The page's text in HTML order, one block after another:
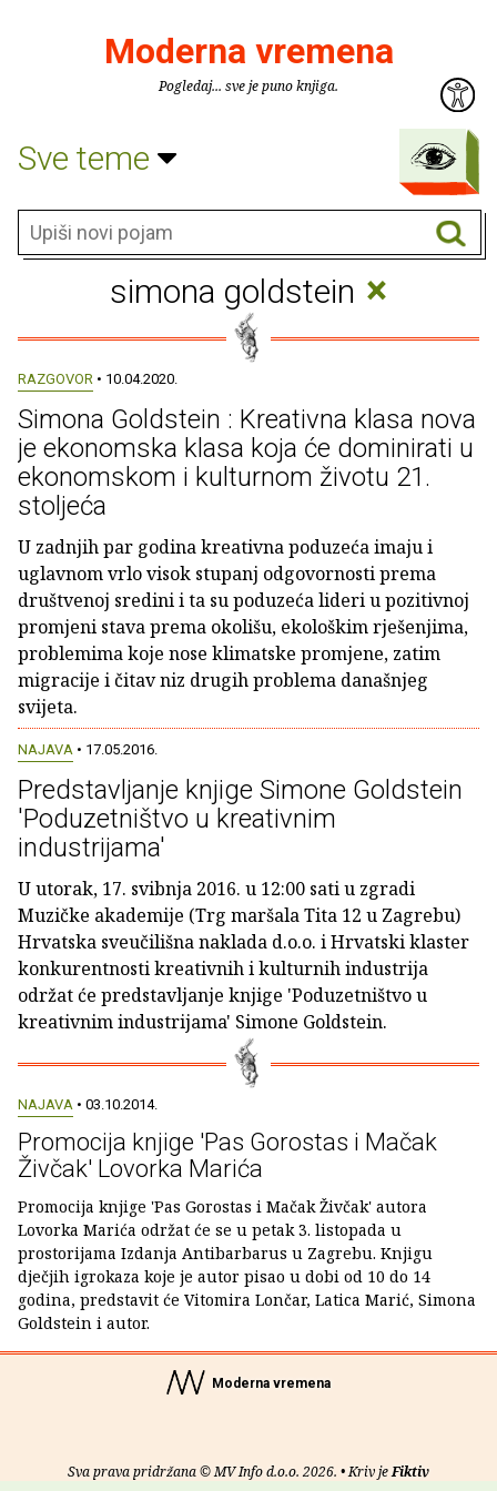
Moderna vremena
Pogledaj... sve je puno knjiga.
Sve teme
simona goldstein ×
RAZGOVOR • 10.04.2020.
Simona Goldstein : Kreativna klasa nova
je ekonomska klasa koja će dominirati u
ekonomskom i kulturnom životu 21.
stoljeća
U zadnjih par godina kreativna poduzeća imaju i
uglavnom vrlo visok stupanj odgovornosti prema
društvenoj sredini i ta su poduzeća lideri u pozitivnoj
promjeni stava prema okolišu, ekološkim rješenjima,
problemima koje nose klimatske promjene, zatim
migracije i čitav niz drugih problema današnjeg
svijeta.
NAJAVA • 17.05.2016.
Predstavljanje knjige Simone Goldstein
'Poduzetništvo u kreativnim
industrijama'
U utorak, 17. svibnja 2016. u 12:00 sati u zgradi
Muzičke akademije (Trg maršala Tita 12 u Zagrebu)
Hrvatska sveučilišna naklada d.o.o. i Hrvatski klaster
konkurentnosti kreativnih i kulturnih industrija
održat će predstavljanje knjige 'Poduzetništvo u
kreativnim industrijama' Simone Goldstein.
NAJAVA • 03.10.2014.
Promocija knjige 'Pas Gorostas i Mačak
Živčak' Lovorka Marića
Promocija knjige 'Pas Gorostas i Mačak Živčak' autora
Lovorka Marića održat će se u petak 3. listopada u
prostorijama Izdanja Antibarbarus u Zagrebu. Knjigu
dječjih igrokaza koje je autor pisao u dobi od 10 do 14
godina, predstavit će Vitomira Lončar, Latica Marić, Simona
Goldstein i autor.
Moderna vremena
Sva prava pridržana © MV Info d.o.o. 2026. • Kriv jeFiktiv